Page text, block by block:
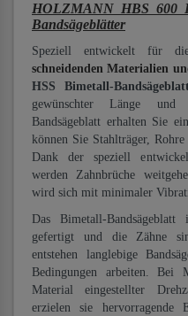
HOLZMANN HBS 600
Bandsägeblätter
Speziell entwickelt für
schneidenden Materialien
HSS Bimetall-
gewünschter Länge und
Bandsägeblatt erhalten Sie
können Sie Stahlträger,
Dank der speziell
werden Zahnbrüche
wird sich mit minimaler
Das Bimetall-Bandsägeblatt
gefertigt und die Zähne
entstehen langlebige
Bedingungen arbeiten. Bei
Material eingestellter
erzielen sie hervorragende